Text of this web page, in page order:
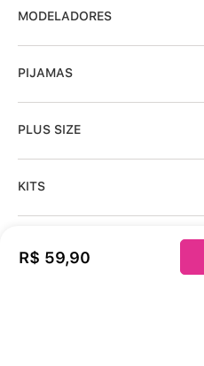
R$ 59,90
MODELADORES
PIJAMAS
PLUS SIZE
KITS
Sobre a duloren